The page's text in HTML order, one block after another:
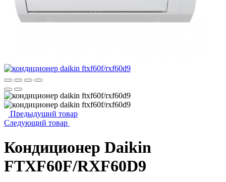
Предыдущий товар
Следующий товар
Кондиционер Daikin
FTXF60F/RXF60D9